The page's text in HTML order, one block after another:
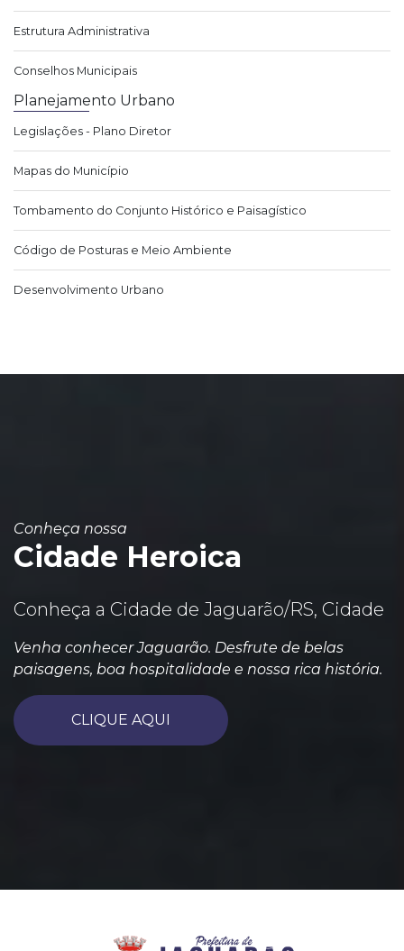
Estrutura Administrativa
Conselhos Municipais
Planejamento Urbano
Legislações - Plano Diretor
Mapas do Município
Tombamento do Conjunto Histórico e Paisagístico
Código de Posturas e Meio Ambiente
Desenvolvimento Urbano
Conheça nossa
Cidade Heroica
Conheça a Cidade de Jaguarão/RS, Cidade
Venha conhecer Jaguarão. Desfrute de belas
paisagens, boa hospitalidade e nossa rica história.
CLIQUE AQUI